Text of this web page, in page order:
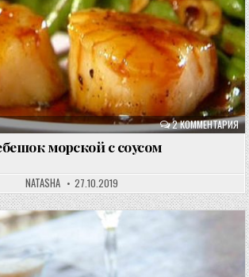
2 КОММЕНТАРИЯ
морской с соусом
NATASHA 27.10.2019